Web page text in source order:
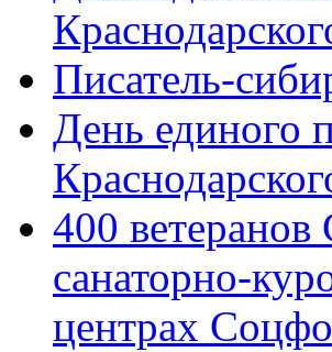
Писатель-
День единого
400
санаторно-
центрах